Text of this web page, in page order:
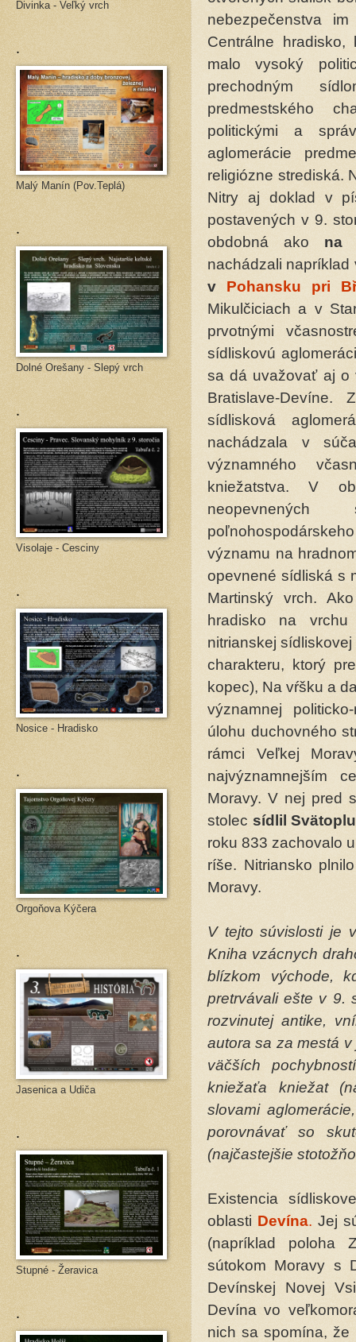
nebezpečenstva
Centrálne
malo vysoký
prechodným
predmestského
politickými a
aglomerácie
religiózne strediská.
Nitry aj doklad v
postavených v 9.
obdobná ako na
nachádzali
v Pohansku pri
Mikulčiciach a v
prvotnými
sídliskovú
sa dá uvažovať aj o
Bratislave-Devíne.
sídlisková
nachádzala v
významného
kniežatstva. V
neopevnených
významu na
opevnené sídliská s
Martinský vrch.
hradisko na
nitrianskej
charakteru, ktorý
kopec), Na vŕšku a
významnej
úlohu duchovného
rámci Veľkej
najvýznamnejším
Moravy. V nej pred
stolec sídlil
roku 833 zachovalo
ríše. Nitriansko
Moravy.
V tejto súvislosti je
Kniha vzácnych
blízkom východe,
pretrvávali ešte v 9.
rozvinutej antike,
autora sa za mestá
väčších
kniežaťa kniežat
slovami
porovnávať so
(najčastejšie
Existencia
oblasti Devína. Jej
(napríklad poloha
sútokom Moravy s
Devínskej Novej
Devína vo
nich sa spomína,
Divinka - Veľký vrch
.
Malý Manín (Pov.Teplá)
.
Dolné Orešany - Slepý vrch
.
Visolaje - Cesciny
.
Nosice - Hradisko
.
Orgoňova Kýčera
.
Jasenica a Udiča
.
Stupné - Žeravica
.